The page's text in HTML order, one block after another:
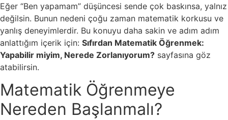
Eğer “Ben yapamam” düşüncesi sende çok baskınsa, yalnız
değilsin. Bunun nedeni çoğu zaman matematik korkusu ve
yanlış deneyimlerdir. Bu konuyu daha sakin ve adım adım
anlattığım içerik için: Sıfırdan Matematik Öğrenmek:
Yapabilir miyim, Nerede Zorlanıyorum? sayfasına göz
atabilirsin.
Matematik Öğrenmeye
Nereden Başlanmalı?